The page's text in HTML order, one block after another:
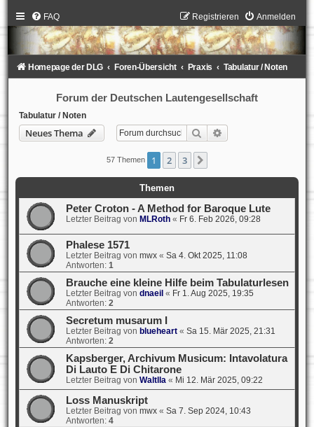
FAQ Anmelden
Registrieren
Homepage der DLG Foren-Übersicht Praxis Tabulatur / Noten
Forum der Deutschen Lautengesellschaft
Tabulatur / Noten
Neues Thema Suche
57 Themen 1 2 3
Themen
Peter Croton - A Method for Baroque Lute
Letzter Beitrag von MLRoth« Fr 6. Feb 2026, 09:28
Phalese 1571
Letzter Beitrag von mwx« Sa 4. Okt 2025, 11:08
Antworten: 1
Brauche eine kleine Hilfe beim Tabulaturlesen
Letzter Beitrag von dnaeil « Fr 1. Aug 2025, 19:35
Antworten: 2
Secretum musarum I
Letzter Beitrag von blueheart« Sa 15. Mär 2025, 21:31
Antworten: 2
Kapsberger, Archivum Musicum: Intavolatura
Di Lauto E Di Chitarone
Letzter Beitrag von Waltlla« Mi 12. Mär 2025, 09:22
Loss Manuskript
Letzter Beitrag von mwx« Sa 7. Sep 2024, 10:43
Antworten: 4